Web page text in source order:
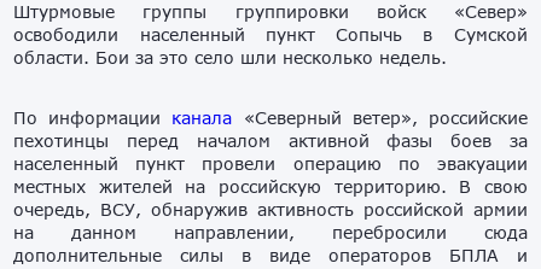
Штурмовые группы группировки войск «Север»
освободили населенный пункт Сопычь в Сумской
области. Бои за это село шли несколько недель.
По информации канала «Северный ветер», российские
пехотинцы перед началом активной фазы боев за
населенный пункт провели операцию по эвакуации
местных жителей на российскую территорию. В свою
очередь, ВСУ, обнаружив активность российской армии
на данном направлении, перебросили сюда
дополнительные силы в виде операторов БПЛА и